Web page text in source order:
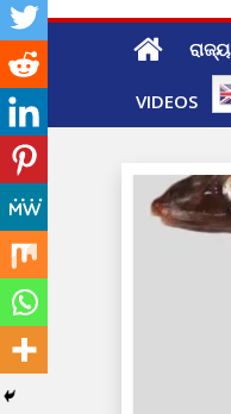
ରାଜ୍ୟ
VIDEOS